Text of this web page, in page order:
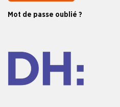
Mot de passe oublié ?